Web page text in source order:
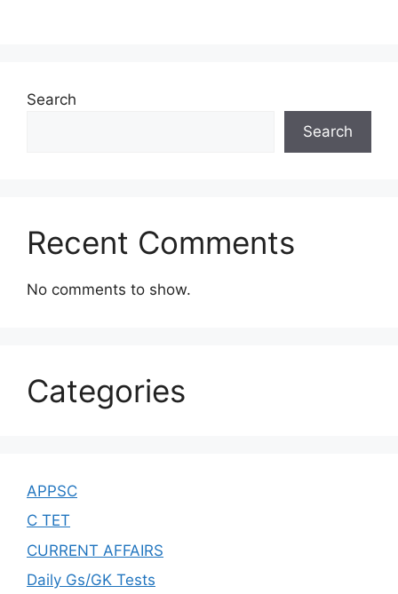
Search
Search
Recent Comments
No comments to show.
Categories
APPSC
C TET
CURRENT AFFAIRS
Daily Gs/GK Tests